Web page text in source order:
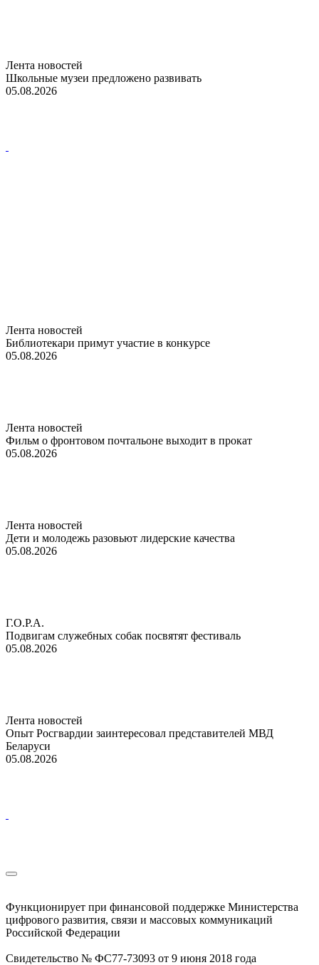
Лента новостей
Школьные музеи предложено развивать
05.08.2026
Лента новостей
Библиотекари примут участие в конкурсе
05.08.2026
Лента новостей
Фильм о фронтовом почтальоне выходит в прокат
05.08.2026
Лента новостей
Дети и молодежь разовьют лидерские качества
05.08.2026
Г.О.Р.А.
Подвигам служебных собак посвятят фестиваль
05.08.2026
Лента новостей
Опыт Росгвардии заинтересовал представителей МВД
Беларуси
05.08.2026
Функционирует при финансовой поддержке Министерства
цифрового развития, связи и массовых коммуникаций
Российской Федерации
Свидетельство № ФС77-73093 от 9 июня 2018 года